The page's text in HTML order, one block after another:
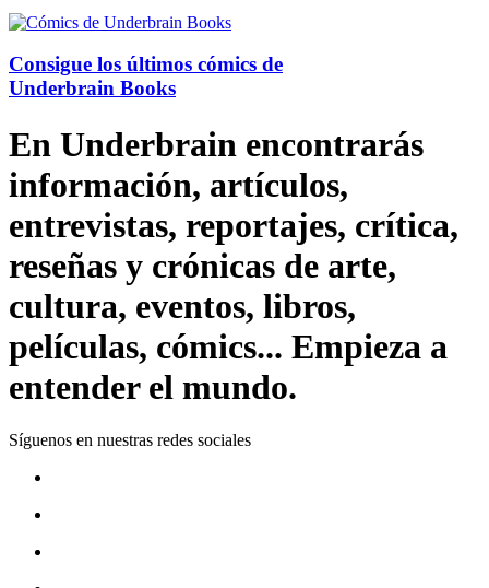
Consigue los últimos cómics de
Underbrain Books
En Underbrain encontrarás
información, artículos,
entrevistas, reportajes, crítica,
reseñas y crónicas de arte,
cultura, eventos, libros,
películas, cómics... Empieza a
entender el mundo.
Síguenos en nuestras redes sociales